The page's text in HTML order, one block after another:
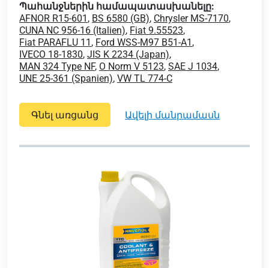
Պահանջներին համապատասխանելը:
AFNOR R15-601 , BS 6580 (GB), Chrysler MS-7170,
CUNA NC 956-16 (Italien), Fiat 9.55523,
Fiat PARAFLU 11 , Ford WSS-M97 B51-A1 ,
IVECO 18-1830, JIS K 2234 (Japan),
MAN 324 Type NF, O Norm V 5123, SAE J 1034,
UNE 25-361 (Spanien), VW TL 774-C
Գնել առցանց ավելի մանրամասն